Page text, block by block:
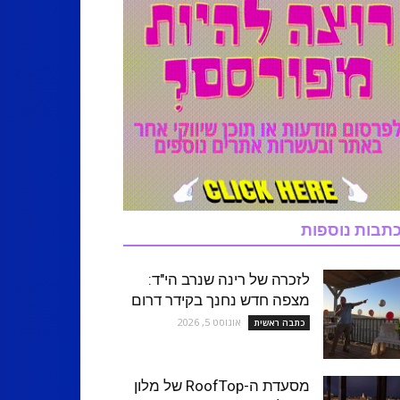
נוספות
לזכרה של רינה שנרב הי"ד:
מצפה חדש נחנך בקידר דרום
כתבה ראשית אוגוסט 5, 2026
מסעדת ה-RoofTop של מלון